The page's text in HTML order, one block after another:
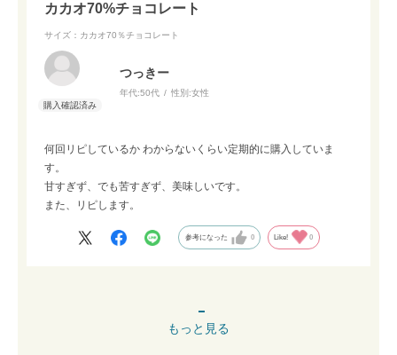
カカオ70%チョコレート
サイズ：カカオ70％チョコレート
つっきー
年代:50代 性別:女性
何回リピしているか わからないくらい定期的に購入していま
す。
甘すぎず、でも苦すぎず、美味しいです。
また、リピします。
参考になった 0 Like! 0
もっと見る